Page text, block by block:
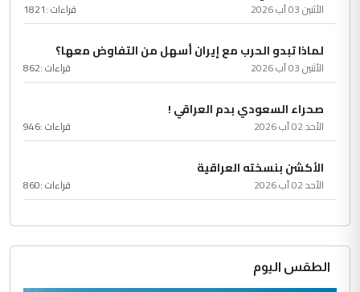
الأثنين 03 آب 2026 قراءات :1821
لماذا تبدو الحرب مع إيران أسهل من التفاوض معها؟
الأثنين 03 آب 2026 قراءات :862
صحراء السعودي بدم العراقي !
الأحد 02 آب 2026 قراءات :946
الأكشن بنسخته العراقية
الأحد 02 آب 2026 قراءات :860
الطقس اليوم